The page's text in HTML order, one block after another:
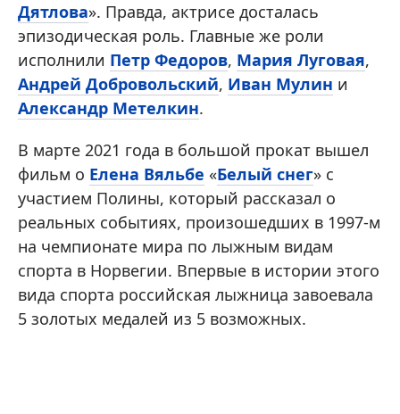
Дятлова». Правда, актрисе досталась
эпизодическая роль. Главные же роли
исполнили Петр Федоров, Мария Луговая,
Андрей Добровольский, Иван Мулин и
Александр Метелкин.
В марте 2021 года в большой прокат вышел
фильм о Елена Вяльбе «Белый снег» с
участием Полины, который рассказал о
реальных событиях, произошедших в 1997-м
на чемпионате мира по лыжным видам
спорта в Норвегии. Впервые в истории этого
вида спорта российская лыжница завоевала
5 золотых медалей из 5 возможных.